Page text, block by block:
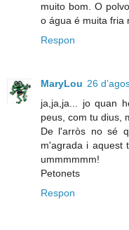
muito bom. O
o água é muita fria
Respon
MaryLou 26
ja,ja,ja... jo quan
peus, com tu dius,
De l'arròs no sé
m'agrada i aquest
ummmmmm!
Petonets
Respon